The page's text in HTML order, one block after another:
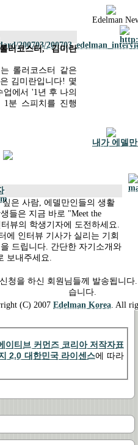
러코스터, 김미란
롤러코스터 같은
김미란입니다! 몇
업에서 '1년 후 나의
1분 스피치를 진행
Edelman
내가 에델
싶은 사람, 에델만인들의 생활
들은 지금 바로 "Meet the
터뷰의 학생기자에 도전하세요.
에 인터뷰 기사가 실리는 기회
드립니다. 간단한 자기소개와
보내주세요.
청을 하신 회원님들께 발송됩니
습니다.
(C) 2007 Edelman Korea. All
이티브 커먼즈 코리아 저작자표
2.0 대한민국 라이센스에 따라